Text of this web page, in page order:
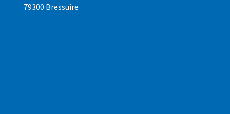
79300 Bressuire